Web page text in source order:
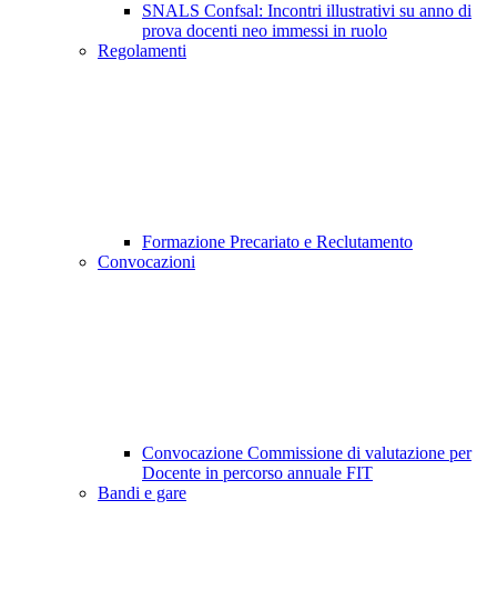
SNALS Confsal: Incontri illustrativi su anno di
prova docenti neo immessi in ruolo
Regolamenti
Formazione Precariato e Reclutamento
Convocazioni
Convocazione Commissione di valutazione per
Docente in percorso annuale FIT
Bandi e gare